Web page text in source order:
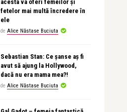
acesta va oferi femeilor și
fetelor mai multă încredere în
ele
de Alice Năstase Buciuta
Sebastian Stan: Ce șanse aș fi
avut să ajung la Hollywood,
dacă nu era mama mea?!
de Alice Năstase Buciuta